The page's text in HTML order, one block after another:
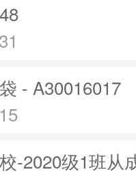
- A30016017
-2020级1班从